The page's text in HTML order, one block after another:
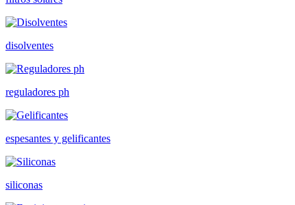
disolventes
reguladores ph
espesantes y gelificantes
siliconas